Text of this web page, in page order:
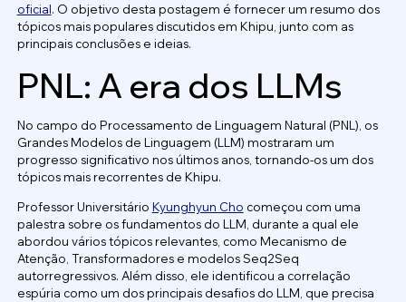
oficial. O objetivo desta postagem é fornecer um resumo dos
tópicos mais populares discutidos em Khipu, junto com as
principais conclusões e ideias.
PNL: A era dos LLMs
No campo do Processamento de Linguagem Natural (PNL), os
Grandes Modelos de Linguagem (LLM) mostraram um
progresso significativo nos últimos anos, tornando-os um dos
tópicos mais recorrentes de Khipu.
Professor Universitário Kyunghyun Cho começou com uma
palestra sobre os fundamentos do LLM, durante a qual ele
abordou vários tópicos relevantes, como Mecanismo de
Atenção, Transformadores e modelos Seq2Seq
autorregressivos. Além disso, ele identificou a correlação
espúria como um dos principais desafios do LLM, que precisa